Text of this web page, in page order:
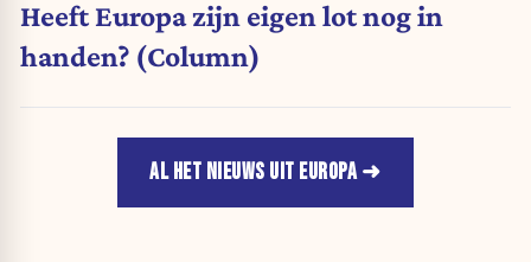
Heeft Europa zijn eigen lot nog in
handen? (Column)
AL HET NIEUWS UIT EUROPA